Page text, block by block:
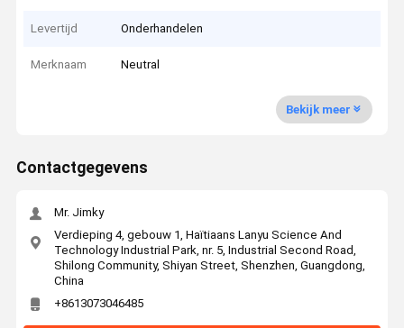
Levertijd Onderhandelen
Merknaam Neutral
Bekijk meer
Contactgegevens
Mr. Jimky
Verdieping 4, gebouw 1, Haïtiaans Lanyu Science And
Technology Industrial Park, nr. 5, Industrial Second Road,
Shilong Community, Shiyan Street, Shenzhen, Guangdong,
China
+8613073046485